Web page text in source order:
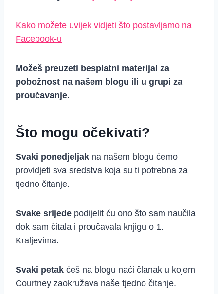
Kako možete uvijek vidjeti što postavljamo na
Facebook-u
Možeš preuzeti besplatni materijal za
pobožnost na našem blogu ili u grupi za
proučavanje.
Što mogu očekivati?
Svaki ponedjeljak na našem blogu ćemo
providjeti sva sredstva koja su ti potrebna za
tjedno čitanje.
Svake srijede podijelit ću ono što sam naučila
dok sam čitala i proučavala knjigu o 1.
Kraljevima.
Svaki petak ćeš na blogu naći članak u kojem
Courtney zaokružava naše tjedno čitanje.